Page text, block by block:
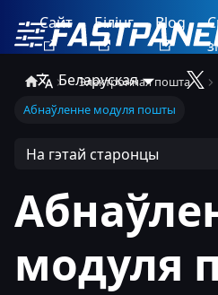
Сайт Білінг Blog
Беларуская
Электронная пошта
Абнаўленне модуля пошты
На гэтай старонцы
модуля